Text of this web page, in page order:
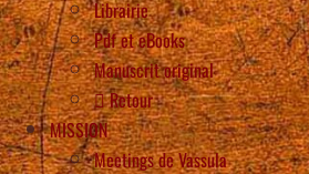
Librairie
Pdf et eBooks
Manuscrit original
Retour
MISSION
Meetings de Vassula